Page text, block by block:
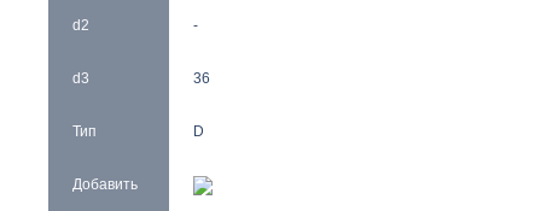
d2
d3
Тип
Добавить
-
36
D